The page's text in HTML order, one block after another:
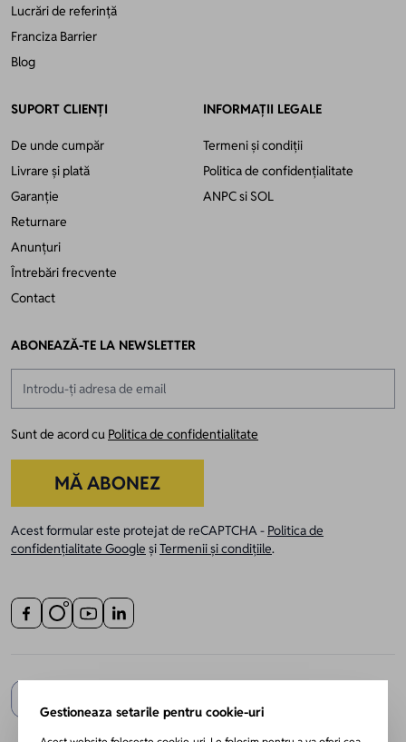
Lucrări de referință
Franciza Barrier
Blog
SUPORT CLIENȚI
De unde cumpăr
Livrare și plată
Garanție
Returnare
Anunțuri
Întrebări frecvente
Contact
INFORMAȚII LEGALE
Termeni și condiții
Politica de confidențialitate
ANPCsi SOL
ABONEAZĂ-TE LA NEWSLETTER
Sunt de acord cu Politica de confidentialitate
MĂ ABONEZ
Acest formular este protejat de reCAPTCHA - Politica de
confidențialitate Google șiTermenii și condițiile.
Gestioneaza setarile pentru cookie-uri